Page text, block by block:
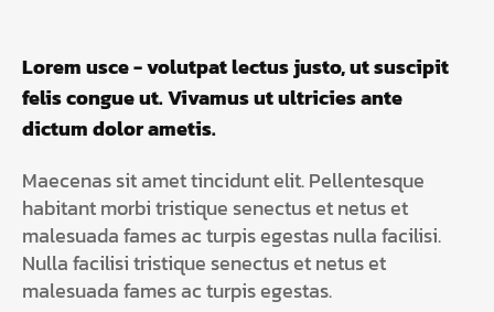
Lorem usce - volutpat lectus justo, ut suscipit
felis congue ut. Vivamus ut ultricies ante
dictum dolor ametis.
Maecenas sit amet tincidunt elit. Pellentesque
habitant morbi tristique senectus et netus et
malesuada fames ac turpis egestas nulla facilisi.
Nulla facilisi tristique senectus et netus et
malesuada fames ac turpis egestas.